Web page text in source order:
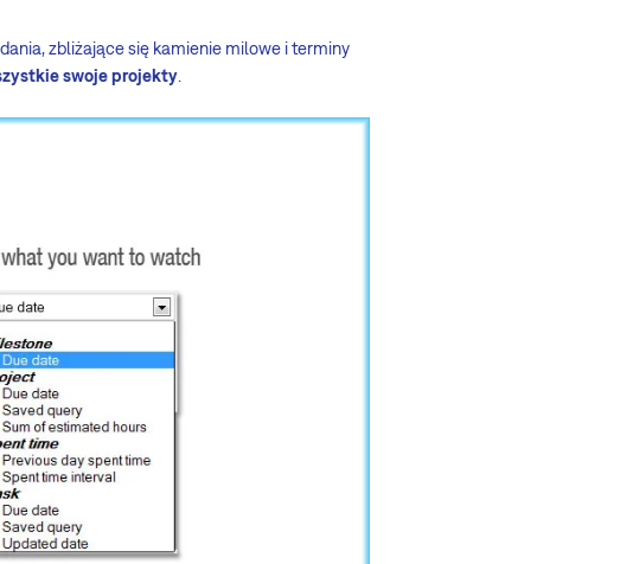
zbliżające się kamienie milowe i terminy
swoje projekty.